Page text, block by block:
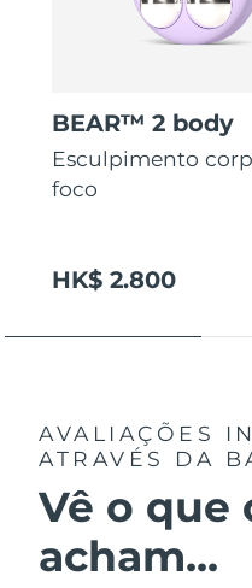
BEAR™ 2 body
Esculpimento
foco
HK$ 2.800
AVALIAÇÕES
ATRAVÉS DA
Vê o que
acham...